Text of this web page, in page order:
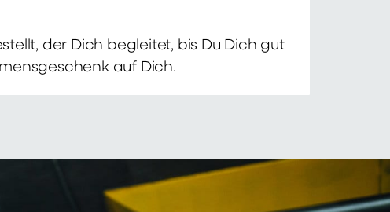
der Dich begleitet, bis Du Dich gut
auf Dich.